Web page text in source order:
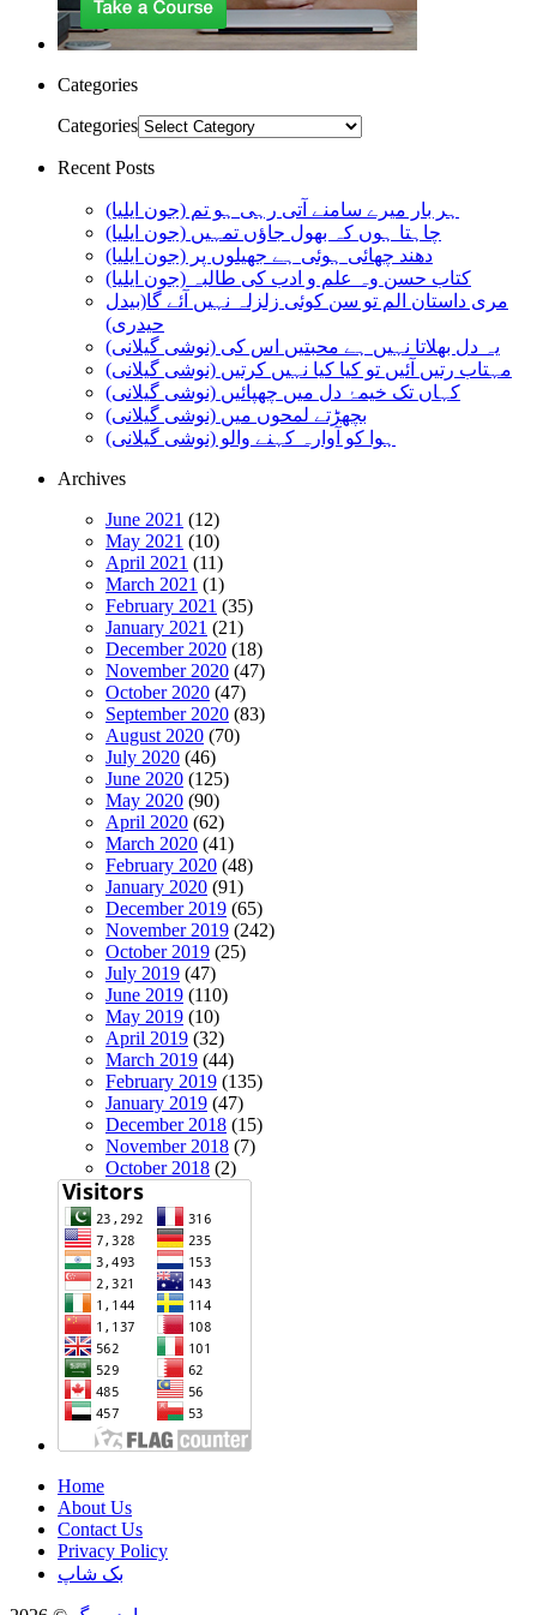
Categories
Categories
Recent Posts
ہر بار میرے سامنے آتی رہی ہو تم (جون ایلیا)
چاہتا ہوں کہ بھول جاؤں تمہیں (جون ایلیا)
دھند چھائی ہوئی ہے جھیلوں پر (جون ایلیا)
کتاب حسن وہ علم و ادب کی طالبہ (جون ایلیا)
مری داستان الم تو سن کوئی زلزلہ نہیں آئے گا(بیدل
حیدری)
یہ دل بھلاتا نہیں ہے محبتیں اس کی (نوشی گیلانی)
مہتاب رتیں آئیں تو کیا کیا نہیں کرتیں (نوشی گیلانی)
کہاں تک خیمۂ دل میں چھپائیں (نوشی گیلانی)
بچھڑتے لمحوں میں (نوشی گیلانی)
ہوا کو آوارہ کہنے والو (نوشی گیلانی)
Archives
June 2021 (12)
May 2021 (10)
April 2021 (11)
March 2021 (1)
February 2021 (35)
January 2021 (21)
December 2020 (18)
November 2020 (47)
October 2020 (47)
September 2020 (83)
August 2020 (70)
July 2020 (46)
June 2020 (125)
May 2020 (90)
April 2020 (62)
March 2020 (41)
February 2020 (48)
January 2020 (91)
December 2019 (65)
November 2019 (242)
October 2019 (25)
July 2019 (47)
June 2019 (110)
May 2019 (10)
April 2019 (32)
March 2019 (44)
February 2019 (135)
January 2019 (47)
December 2018 (15)
November 2018 (7)
October 2018 (2)
Home
About Us
Contact Us
Privacy Policy
بک شاپ